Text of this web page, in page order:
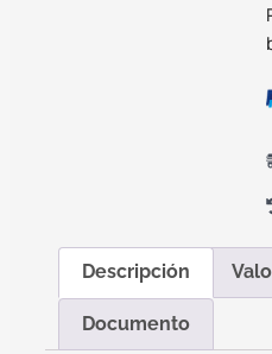
Descripción
Documento